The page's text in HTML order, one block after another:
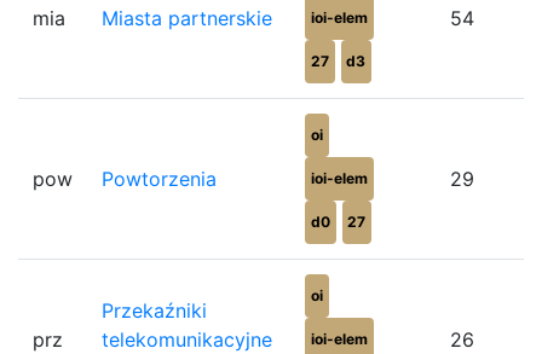
mia Miasta partnerskie ioi-elem
27 d3
54
pow Powtorzenia
oi
ioi-elem
d0 27
29
prz
Przekaźniki
telekomunikacyjne
oi
ioi-elem 26